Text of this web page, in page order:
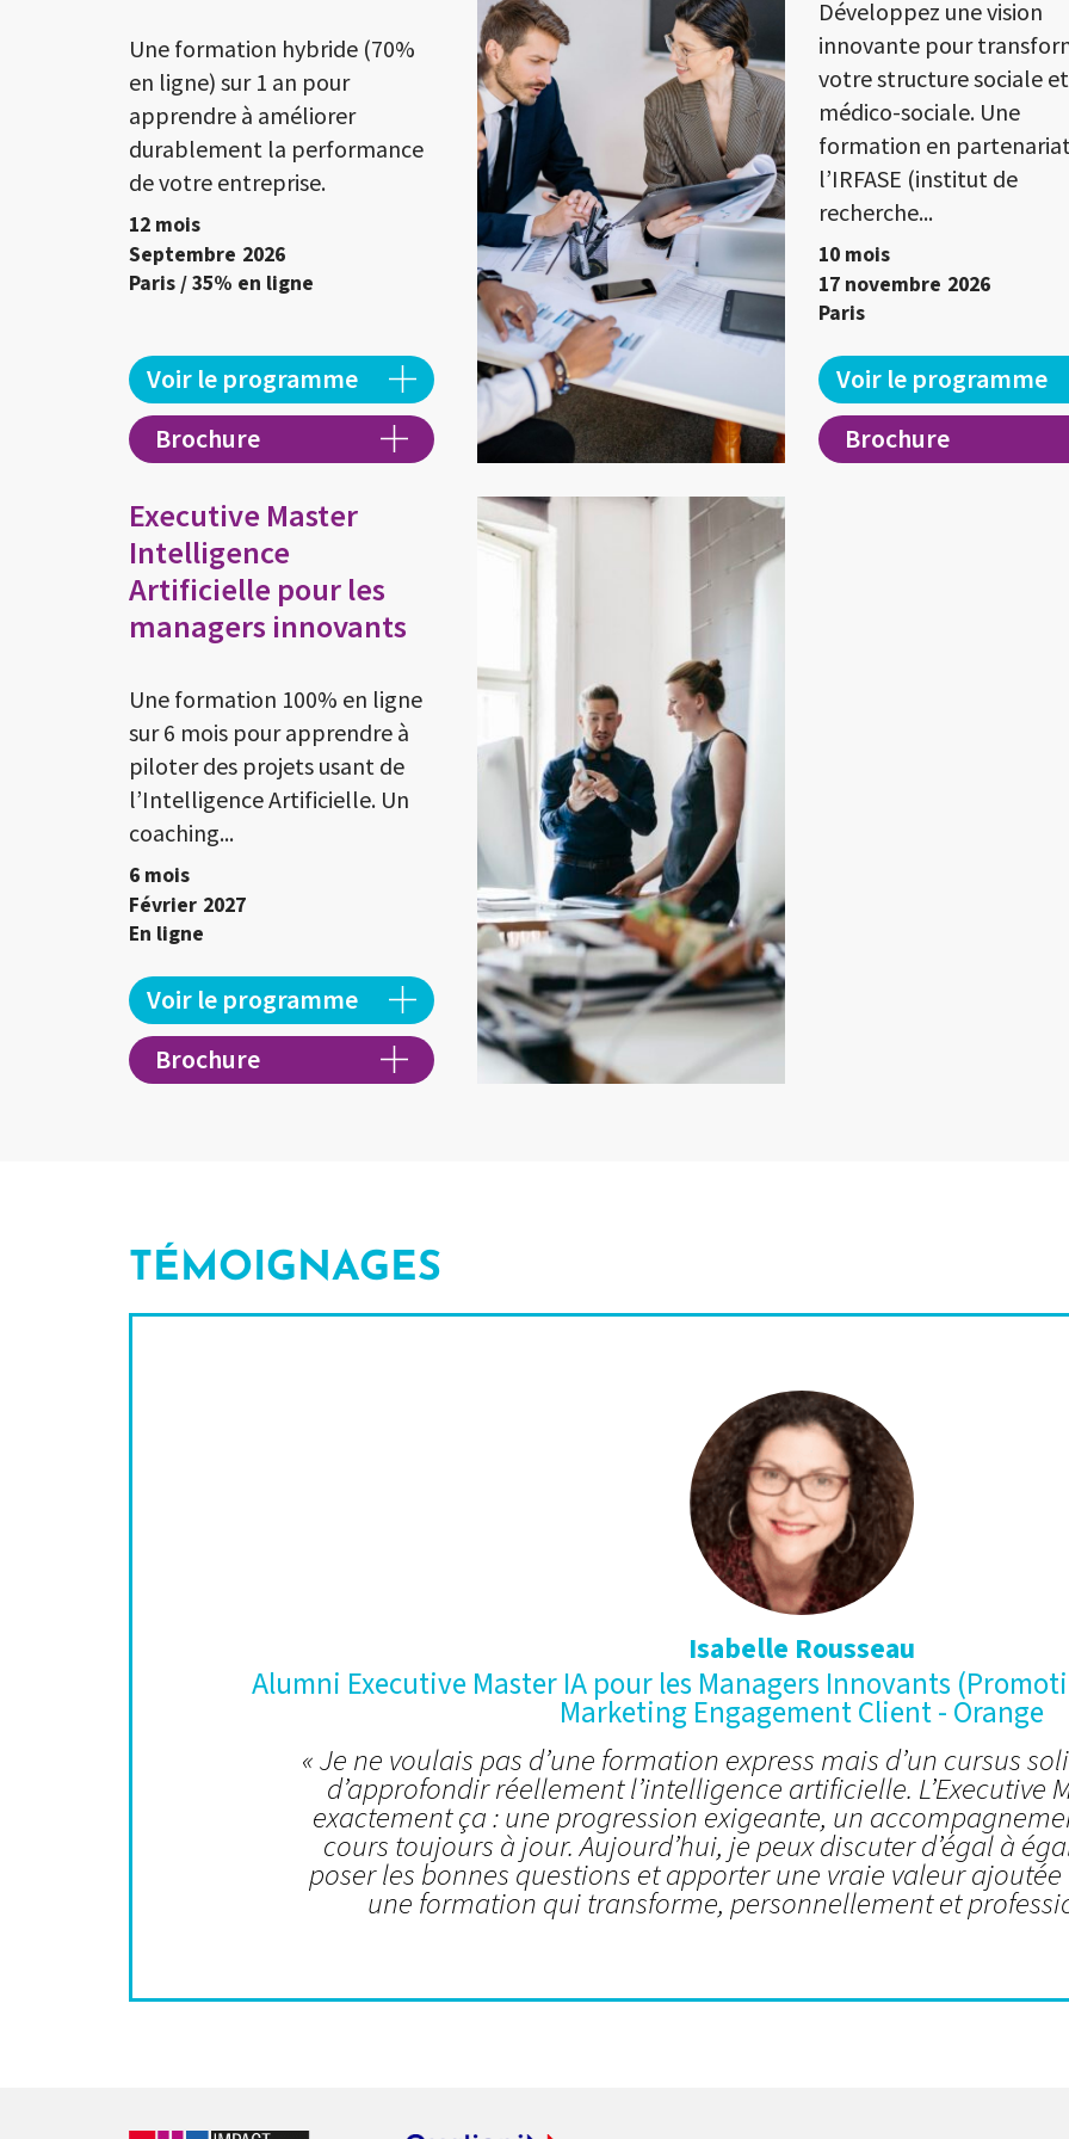
Une formation hybride (70%
en ligne) sur 1 an pour
apprendre à améliorer
durablement la performance
de votre entreprise.
12 mois
Septembre 2026
Paris / 35% en ligne
Voir le programme
Brochure
Développez une vision
innovante pour
votre structure sociale et
médico-sociale. Une
formation en
l’IRFASE (institut de
recherche...
10 mois
17 novembre 2026
Paris
Voir le programme
Brochure
Executive Master
Intelligence
Artificielle pour les
managers innovants
Une formation 100% en ligne
sur 6 mois pour apprendre à
piloter des projets usant de
l’Intelligence Artificielle. Un
coaching...
6 mois
Février 2027
En ligne
Voir le programme
Brochure
TÉMOIGNAGES
« Je ne voulais pas d’une formation express mais d’un cursus
d’approfondir réellement l’intelligence artificielle. L’Executive
exactement ça : une progression exigeante, un
cours toujours à jour. Aujourd’hui, je peux discuter d’égal à
poser les bonnes questions et apporter une vraie valeur ajoutée
une formation qui transforme, personnellement et
Isabelle Rousseau
Alumni Executive Master IA pour les Managers Innovants
Marketing Engagement Client - Orange